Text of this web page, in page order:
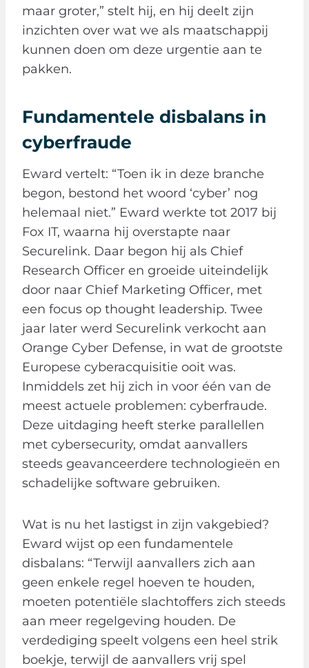
maar groter,” stelt hij, en hij deelt zijn
inzichten over wat we als maatschappij
kunnen doen om deze urgentie aan te
pakken.
Fundamentele disbalans in
cyberfraude
Eward vertelt: “Toen ik in deze branche
begon, bestond het woord ‘cyber’ nog
helemaal niet.” Eward werkte tot 2017 bij
Fox IT, waarna hij overstapte naar
Securelink. Daar begon hij als Chief
Research Officer en groeide uiteindelijk
door naar Chief Marketing Officer, met
een focus op thought leadership. Twee
jaar later werd Securelink verkocht aan
Orange Cyber Defense, in wat de grootste
Europese cyberacquisitie ooit was.
Inmiddels zet hij zich in voor één van de
meest actuele problemen: cyberfraude.
Deze uitdaging heeft sterke parallellen
met cybersecurity, omdat aanvallers
steeds geavanceerdere technologieën en
schadelijke software gebruiken.
Wat is nu het lastigst in zijn vakgebied?
Eward wijst op een fundamentele
disbalans: “Terwijl aanvallers zich aan
geen enkele regel hoeven te houden,
moeten potentiële slachtoffers zich steeds
aan meer regelgeving houden. De
verdediging speelt volgens een heel strik
boekje, terwijl de aanvallers vrij spel